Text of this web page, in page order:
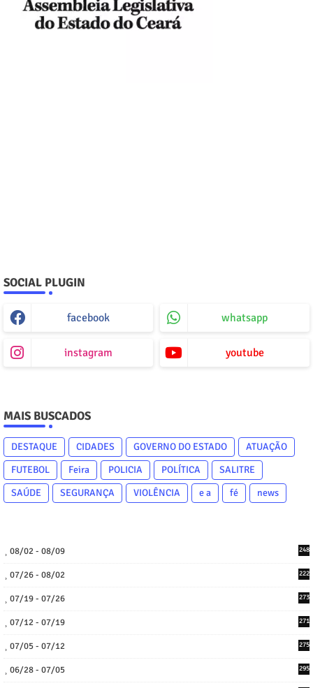
SOCIAL PLUGIN
facebook whatsapp
instagram youtube
MAIS BUSCADOS
DESTAQUE CIDADES GOVERNO DO ESTADO
ATUAÇÃO
FUTEBOL
Feira POLICIA POLÍTICA
SALITRE
SAÚDE
SEGURANÇA VIOLÊNCIA e a fé news
08/02 - 08/09 248
07/26 - 08/02 222
07/19 - 07/26 273
07/12 - 07/19 271
07/05 - 07/12 275
06/28 - 07/05 295